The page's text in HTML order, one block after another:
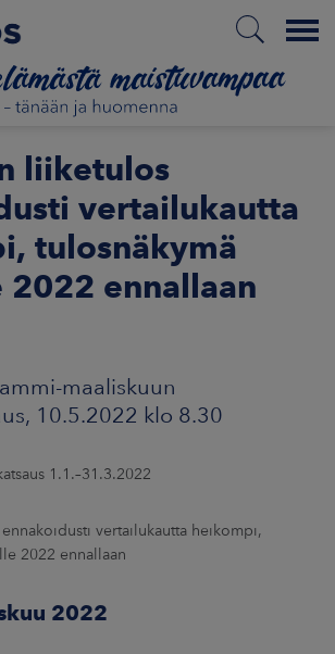
Menu
liiketulos
vertailukautta
tulosnäkymä
ennallaan
maaliskuun
10.5.2022 klo 8.30
1.1.–31.3.2022
vertailukautta heikompi,
2022 ennallaan
2022